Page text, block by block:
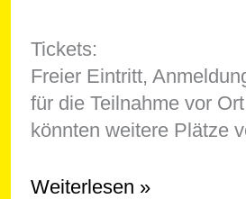
Tickets:
Freier Eintritt,
für die Teilnahme vor
könnten weitere Plätze
Bettaudienz
Weiterlesen »